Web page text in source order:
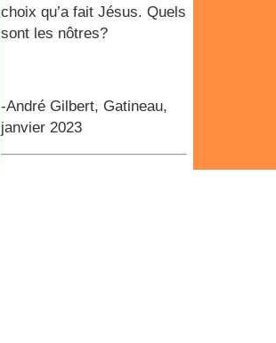
choix qu’a fait Jésus. Quels
sont les nôtres?
-André Gilbert, Gatineau,
janvier 2023